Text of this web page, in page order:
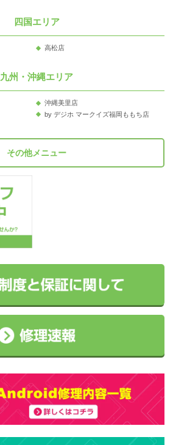
四国エリア
高松店
九州・沖縄エリア
沖縄美里店
by デジホ マークイズ福岡ももち店
その他メニュー